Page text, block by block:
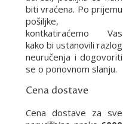
biti vraćena. Po prijemu
pošiljke,
kontkatiraćemo Vas
kako bi ustanovili razlog
neuručenja i dogovoriti
se o ponovnom slanju.
Cena dostave
Cena dostave za sve